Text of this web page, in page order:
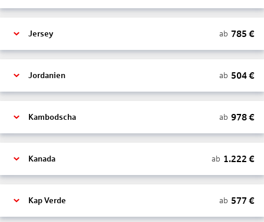
Jersey ab 785 €
Jordanien ab 504€
Kambodscha ab 978€
Kanada ab 1.222 €
Kap Verde ab 577 €